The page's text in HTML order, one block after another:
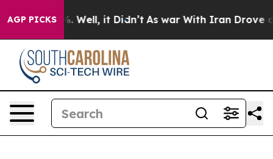
AGP PICKS
40%. Well, it Didn’t As war With Iran Drove oil